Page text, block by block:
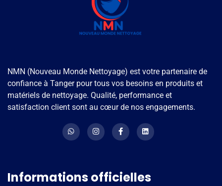
NMN (Nouveau Monde Nettoyage) est votre partenaire de
confiance à Tanger pour tous vos besoins en produits et
matériels de nettoyage. Qualité, performance et
satisfaction client sont au cœur de nos engagements.
Informations officielles